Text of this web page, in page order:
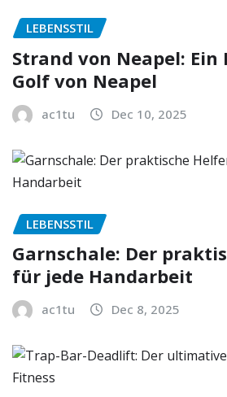
LEBENSSTIL
Strand von Neapel: Ein
Golf von Neapel
ac1tu Dec 10, 2025
LEBENSSTIL
Garnschale: Der
für jede Handarbeit
ac1tu Dec 8, 2025